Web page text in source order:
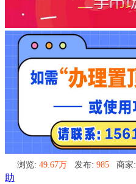
浏览: 49.67万 发布: 985 商家:
助